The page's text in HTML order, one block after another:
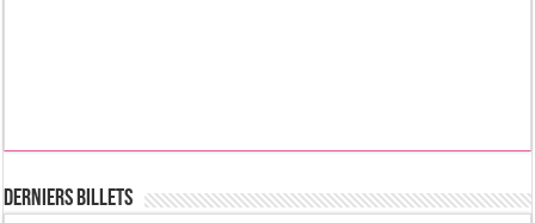
Derniers Billets